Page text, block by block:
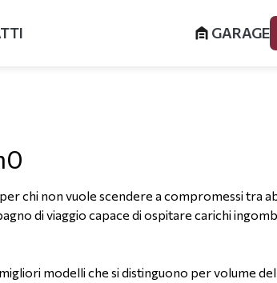
GARAGE
chi non vuole scendere a compromessi tra
di viaggio capace di ospitare carichi
modelli che si distinguono per volume del